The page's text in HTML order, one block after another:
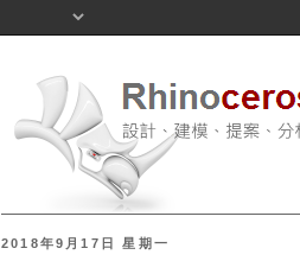
2018年9月17日 星期一